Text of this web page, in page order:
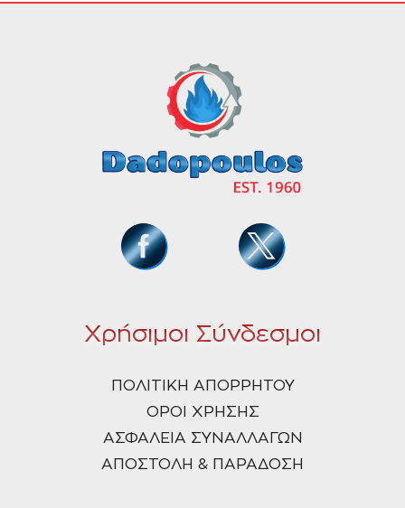
Χρήσιμοι Σύνδεσμοι
ΠΟΛΙΤΙΚΗ ΑΠΟΡΡΗΤΟΥ
ΟΡΟΙ ΧΡΗΣΗΣ
ΑΣΦΑΛΕΙΑ ΣΥΝΑΛΛΑΓΩΝ
ΑΠΟΣΤΟΛΗ & ΠΑΡΑΔΟΣΗ